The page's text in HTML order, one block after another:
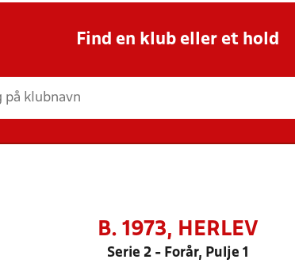
Find en klub eller et hold
B. 1973, HERLEV
Serie 2 - Forår, Pulje 1